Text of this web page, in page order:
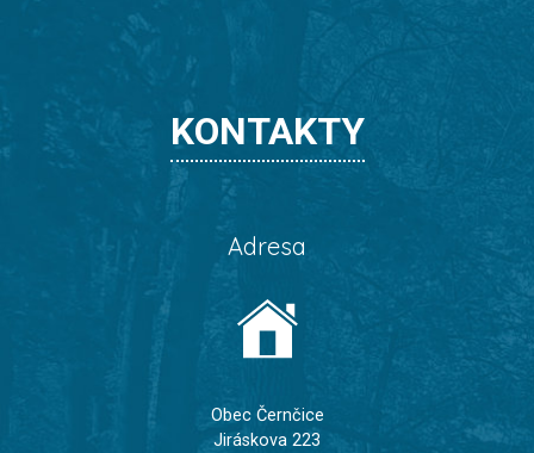
KONTAKTY
Adresa
Obec Černčice
Jiráskova 223